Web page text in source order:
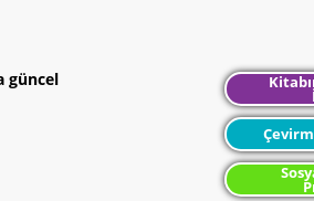
güncel